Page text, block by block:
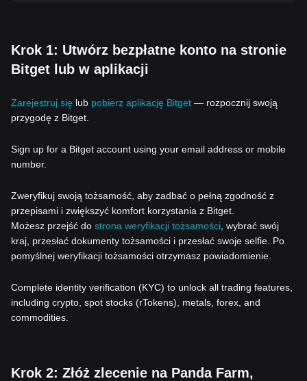
Krok 1: Utwórz bezpłatne konto na stronie
Bitget lub w aplikacji
Zarejestruj się lub pobierz aplikację Bitget — rozpocznij swoją
przygodę z Bitget.
Sign up for a Bitget account using your email address or mobile
number.
Zweryfikuj swoją tożsamość, aby zadbać o pełną zgodność z
przepisami i zwiększyć komfort korzystania z Bitget.
Możesz przejść do strona weryfikacji tożsamości , wybrać swój
kraj, przesłać dokumenty tożsamości i przesłać swoje selfie. Po
pomyślnej weryfikacji tożsamości otrzymasz powiadomienie.
Complete identity verification (KYC) to unlock all trading features,
including crypto, spot stocks (rTokens), metals, forex, and
commodities.
Krok 2: Złóż zlecenie na Panda Farm,